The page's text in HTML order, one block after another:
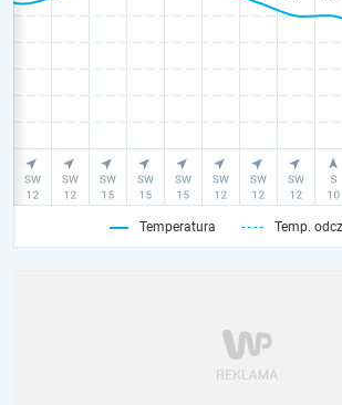
Temperatura Temp.